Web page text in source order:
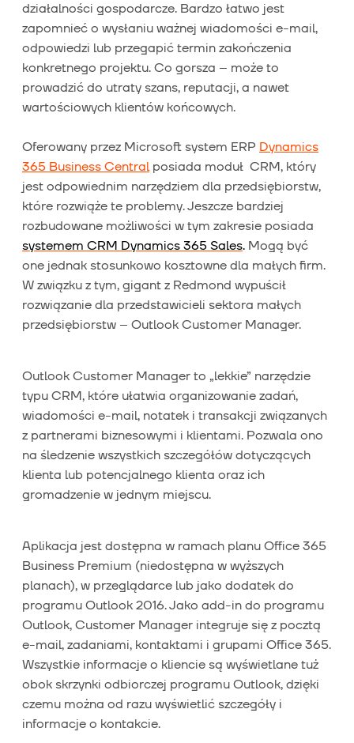
działalności gospodarcze. Bardzo łatwo jest
zapomnieć o wysłaniu ważnej wiadomości e-mail,
odpowiedzi lub przegapić termin zakończenia
konkretnego projektu. Co gorsza – może to
prowadzić do utraty szans, reputacji, a nawet
wartościowych klientów końcowych.
Oferowany przez Microsoft system ERP Dynamics
365 Business Centralposiada moduł CRM, który
jest odpowiednim narzędziem dla przedsiębiorstw,
które rozwiąże te problemy. Jeszcze bardziej
rozbudowane możliwości w tym zakresie posiada
systemem CRM Dynamics 365 Sales. Mogą być
one jednak stosunkowo kosztowne dla małych firm.
W związku z tym, gigant z Redmond wypuścił
rozwiązanie dla przedstawicieli sektora małych
przedsiębiorstw – Outlook Customer Manager.
Outlook Customer Manager to „lekkie” narzędzie
typu CRM, które ułatwia organizowanie zadań,
wiadomości e-mail, notatek i transakcji związanych
z partnerami biznesowymi i klientami. Pozwala ono
na śledzenie wszystkich szczegółów dotyczących
klienta lub potencjalnego klienta oraz ich
gromadzenie w jednym miejscu.
Aplikacja jest dostępna w ramach planu Office 365
Business Premium (niedostępna w wyższych
planach), w przeglądarce lub jako dodatek do
programu Outlook 2016. Jako add-in do programu
Outlook, Customer Manager integruje się z pocztą
e-mail, zadaniami, kontaktami i grupami Office 365.
Wszystkie informacje o kliencie są wyświetlane tuż
obok skrzynki odbiorczej programu Outlook, dzięki
czemu można od razu wyświetlić szczegóły i
informacje o kontakcie.